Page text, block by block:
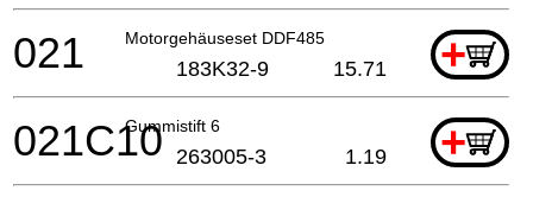
Motorgehäuseset DDF485 +
021 183K32-9 15.71
Gummistift 6 +
021C10 263005-3 1.19